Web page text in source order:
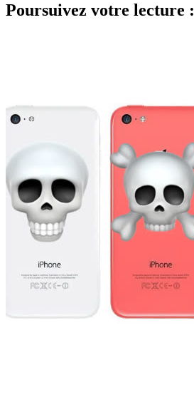
Poursuivez votre lecture :